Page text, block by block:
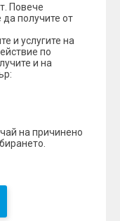
Повече
получите от
и услугите на
по
и на
на причинено